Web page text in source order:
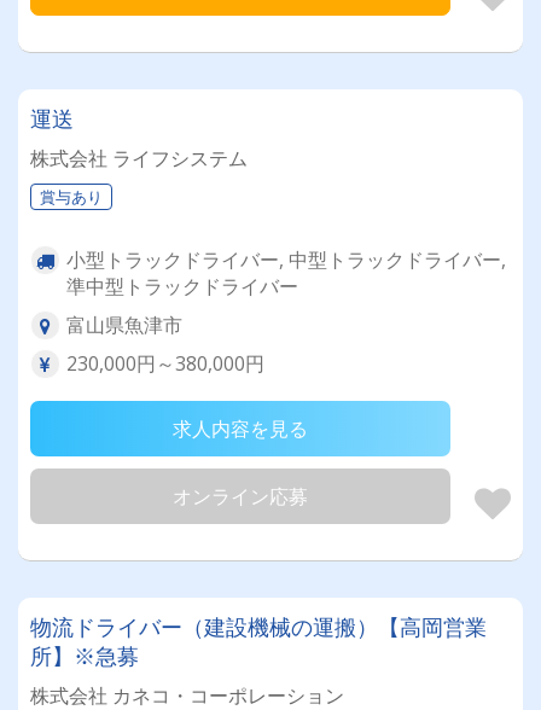
運送
株式会社 ライフシステム
賞与あり
小型トラックドライバー, 中型トラックドライバー,
準中型トラックドライバー
富山県魚津市
230,000円～380,000円
求人内容を見る
オンライン応募
物流ドライバー（建設機械の運搬）【高岡営業
所】※急募
株式会社 カネコ・コーポレーション